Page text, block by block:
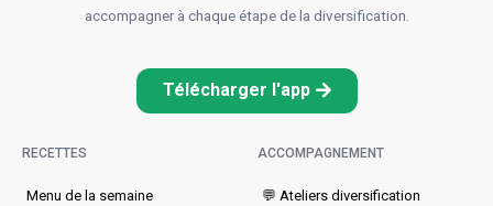
accompagner à chaque étape de la diversification.
Télécharger l'app
RECETTES
Menu de la semaine​
ACCOMPAGNEMENT
💬 Ateliers diversification